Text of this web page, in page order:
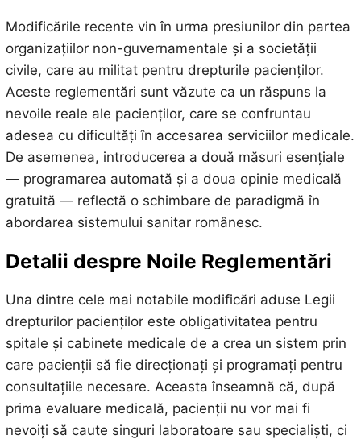
Modificările recente vin în urma presiunilor din partea
organizațiilor non-guvernamentale și a societății
civile, care au militat pentru drepturile pacienților.
Aceste reglementări sunt văzute ca un răspuns la
nevoile reale ale pacienților, care se confruntau
adesea cu dificultăți în accesarea serviciilor medicale.
De asemenea, introducerea a două măsuri esențiale
— programarea automată și a doua opinie medicală
gratuită — reflectă o schimbare de paradigmă în
abordarea sistemului sanitar românesc.
Detalii despre Noile Reglementări
Una dintre cele mai notabile modificări aduse Legii
drepturilor pacienților este obligativitatea pentru
spitale și cabinete medicale de a crea un sistem prin
care pacienții să fie direcționați și programați pentru
consultațiile necesare. Aceasta înseamnă că, după
prima evaluare medicală, pacienții nu vor mai fi
nevoiți să caute singuri laboratoare sau specialiști, ci